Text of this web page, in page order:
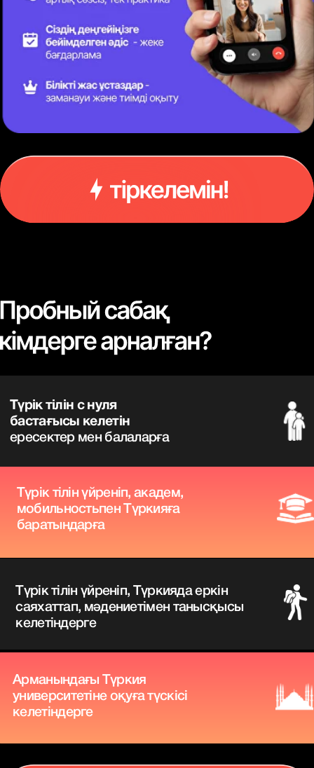
Арманындағы Түркия
университетіне оқуға түскісі
Түрік тілін үйреніп, академ,
мобильностьпен Түркияға
баратындарға
Түрік тілін үйреніп, Түркияда еркін